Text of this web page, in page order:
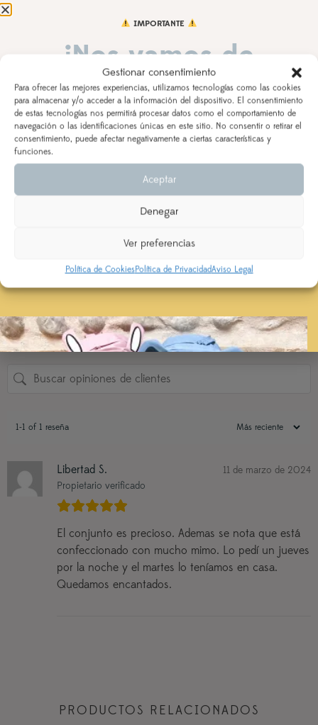
Gestionar consentimiento
Para ofrecer las mejores experiencias, utilizamos tecnologías como las cookies
para almacenar y/o acceder a la información del dispositivo. El consentimiento
de estas tecnologías nos permitirá procesar datos como el comportamiento de
navegación o las identificaciones únicas en este sitio. No consentir o retirar el
consentimiento, puede afectar negativamente a ciertas características y
funciones.
Aceptar
Denegar
Ver preferencias
Política de CookiesPolítica de PrivacidadAviso Legal
AÑADIR AL CARRITO
1 VALORACIÓN ENCONJUNTO CORONA Y
CUBREPAÑAL CON VOLANTE
5,0
Basado en 1 reseñas.
4 estrellas
3 estrellas
0%
1 estrella
0%
1-1 of 1 reseña
Libertad S.
Propietario verificado
11 de marzo de 2024
El conjunto es precioso. Ademas se nota que está
confeccionado con mucho mimo. Lo pedí un jueves
por la noche y el martes lo teníamos en casa.
Quedamos encantados.
PRODUCTOS RELACIONADOS
IMPORTANTE
¡Nos vamos de
vacaciones!
DEL 3 AL 21 DE AGOSTO
Los pedidos realizados a partir del 28 de julio
saldrán,
según orden de entrada y tiempo de procesamiento
(indicado en la descripción del producto), a partir del
24 de agosto.
Se priorizarán aquellos realizados con ENVÍO